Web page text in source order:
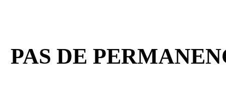
PAS DE